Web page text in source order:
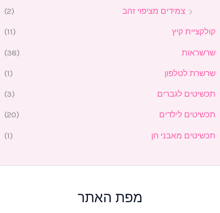
צמידים מציפוי זהב
(2)
קולקציית קיץ (11)
שרשראות (38)
שרשרת לטלפון (1)
תכשיטים לגברים (3)
תכשיטים לילדים (20)
תכשיטים מאבני חן (1)
מפת האתר